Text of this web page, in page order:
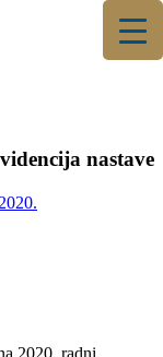
nastave